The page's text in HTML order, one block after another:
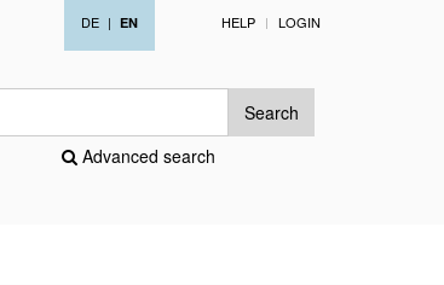
DE | EN HELP LOGIN
Search
Advanced search